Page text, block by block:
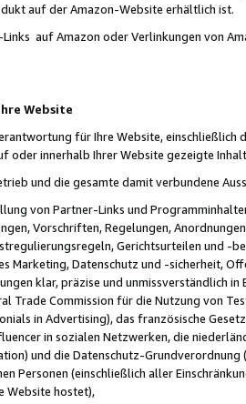
auf der Amazon-Website erhältlich ist.
auf Amazon oder Verlinkungen von
Website
für Ihre Website,
oder innerhalb Ihrer Website gezeigte
und die gesamte damit verbundene
von Partner-Links und
Vorschriften, Regelungen,
Gerichtsurteilen und -
Marketing, Datenschutz und -sicherheit,
klar, präzise und unmissverständlich
Trade Commission für die Nutzung von
in Advertising), das französische
in sozialen Netzwerken, die
und die Datenschutz-
Personen (einschließlich aller
Website hostet),